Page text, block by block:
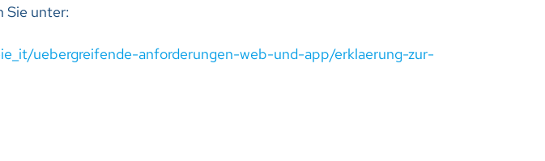
Sie unter:
uebergreifende-anforderungen-web-und-app/erklaerung-zur-